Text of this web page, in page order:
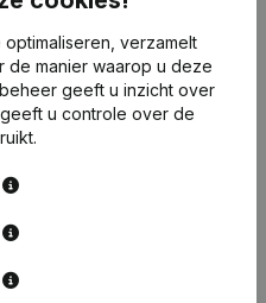
Benoemingen
(Vertaling, Coördinatie,
- Ontslagnemingen,
verzamelt
de manier waarop u deze
geeft u inzicht over
u controle over de